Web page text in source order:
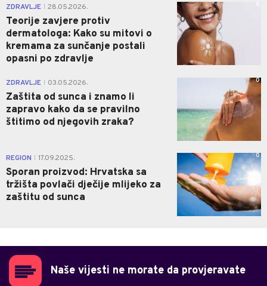
ZDRAVLJE 28.05.2026.
Teorije zavjere protiv
dermatologa: Kako su mitovi o
kremama za sunčanje postali
opasni po zdravlje
0
ZDRAVLJE 03.05.2026.
Zaštita od sunca i znamo li
zapravo kako da se pravilno
štitimo od njegovih zraka?
0
REGION 17.09.2025.
Sporan proizvod: Hrvatska sa
tržišta povlači dječije mlijeko za
zaštitu od sunca
0
Naše vijesti ne morate da provjeravate